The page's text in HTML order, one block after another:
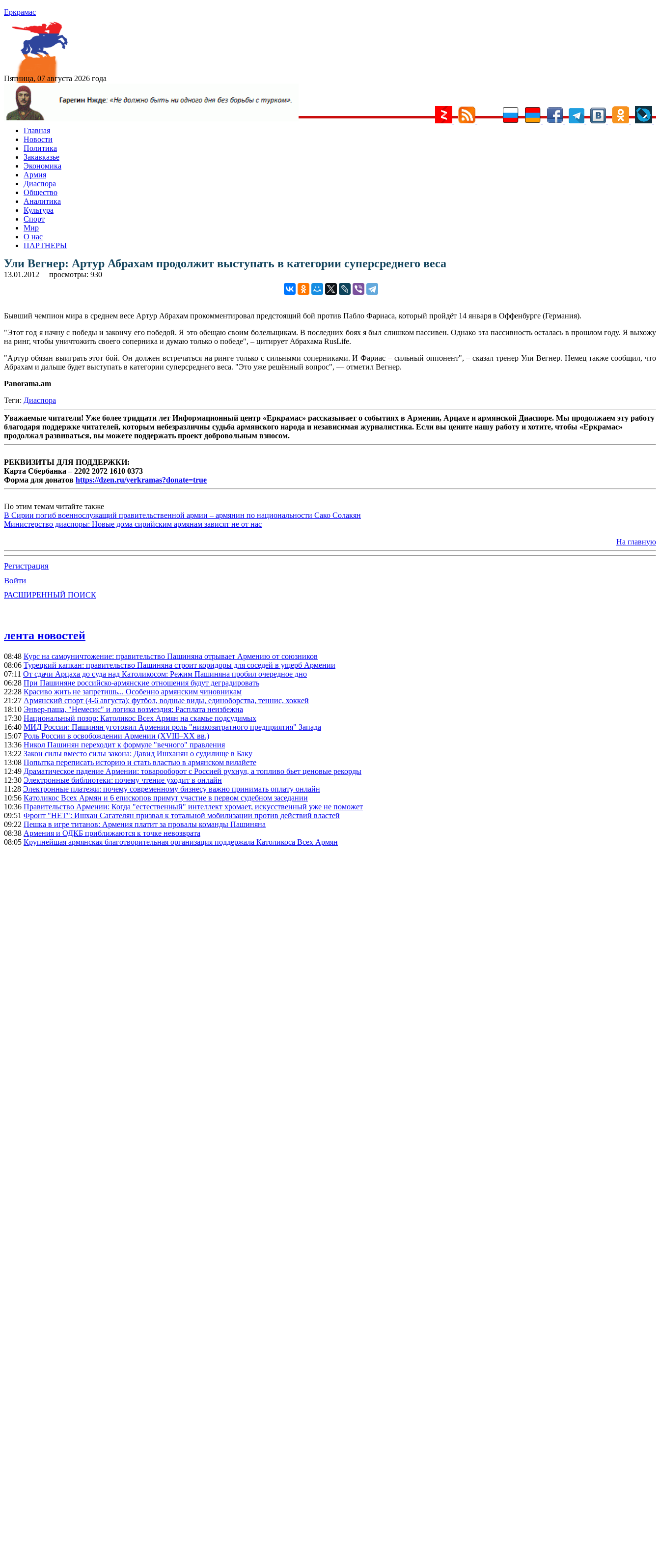
Еркрамас
Пятница, 07 августа 2026 года
Главная
Новости
Политика
Закавказье
Экономика
Армия
Диаспора
Общество
Аналитика
Культура
Спорт
Мир
О нас
ПАРТНЕРЫ
Ули Вегнер: Артур Абрахам продолжит выступать в категории суперсреднего веса
13.01.2012 просмотры: 930
Бывший чемпион мира в среднем весе Артур Абрахам прокомментировал предстоящий бой против Пабло Фариаса, который пройдёт 14 января в Оффенбурге (Германия).
"Этот год я начну с победы и закончу его победой. Я это обещаю своим болельщикам. В последних боях я был слишком пассивен. Однако эта пассивность осталась в прошлом году. Я выхожу
на ринг, чтобы уничтожить своего соперника и думаю только о победе", – цитирует Абрахама RusLife.
"Артур обязан выиграть этот бой. Он должен встречаться на ринге только с сильными соперниками. И Фариас – сильный оппонент", – сказал тренер Ули Вегнер. Немец также сообщил, что
Абрахам и дальше будет выступать в категории суперсреднего веса. "Это уже решённый вопрос", — отметил Вегнер.
Panorama.am
Теги: Диаспора
Уважаемые читатели! Уже более тридцати лет Информационный центр «Еркрамас» рассказывает о событиях в Армении, Арцахе и армянской Диаспоре. Мы продолжаем эту работу
благодаря поддержке читателей, которым небезразличны судьба армянского народа и независимая журналистика. Если вы цените нашу работу и хотите, чтобы «Еркрамас»
продолжал развиваться, вы можете поддержать проект добровольным взносом.
РЕКВИЗИТЫ ДЛЯ ПОДДЕРЖКИ:
Карта Сбербанка – 2202 2072 1610 0373
Форма для донатов https://dzen.ru/yerkramas?donate=true
По этим темам читайте также
В Сирии погиб военнослужащий правительственной армии – армянин по национальности Сако Солакян
Министерство диаспоры: Новые дома сирийским армянам зависят не от нас
На главную
Регистрация
Войти
РАСШИРЕННЫЙ ПОИСК
лента новостей
08:48 Курс на самоуничтожение: правительство Пашиняна отрывает Армению от союзников
08:06 Турецкий капкан: правительство Пашиняна строит коридоры для соседей в ущерб Армении
07:11 От сдачи Арцаха до суда над Католикосом: Режим Пашиняна пробил очередное дно
06:28 При Пашиняне российско-армянские отношения будут деградировать
22:28 Красиво жить не запретишь... Особенно армянским чиновникам
21:27 Армянский спорт (4-6 августа): футбол, водные виды, единоборства, теннис, хоккей
18:10 Энвер-паша, "Немесис" и логика возмездия: Расплата неизбежна
17:30 Национальный позор: Католикос Всех Армян на скамье подсудимых
16:40 МИД России: Пашинян уготовил Армении роль "низкозатратного предприятия" Запада
15:07 Роль России в освобождении Армении (XVIII–XX вв.)
13:36 Никол Пашинян переходит к формуле "вечного" правления
13:22 Закон силы вместо силы закона: Давид Ишханян о судилище в Баку
13:08 Попытка переписать историю и стать властью в армянском вилайете
12:49 Драматическое падение Армении: товарооборот с Россией рухнул, а топливо бьет ценовые рекорды
12:30 Электронные библиотеки: почему чтение уходит в онлайн
11:28 Электронные платежи: почему современному бизнесу важно принимать оплату онлайн
10:56 Католикос Всех Армян и 6 епископов примут участие в первом судебном заседании
10:36 Правительство Армении: Когда "естественный" интеллект хромает, искусственный уже не поможет
09:51 Фронт "НЕТ": Ишхан Сагателян призвал к тотальной мобилизации против действий властей
09:22 Пешка в игре титанов: Армения платит за провалы команды Пашиняна
08:38 Армения и ОДКБ приближаются к точке невозврата
08:05 Крупнейшая армянская благотворительная организация поддержала Католикоса Всех Армян